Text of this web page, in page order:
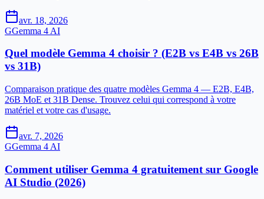
avr. 18, 2026
GGemma 4 AI
Quel modèle Gemma 4 choisir ? (E2B vs E4B vs 26B
vs 31B)
Comparaison pratique des quatre modèles Gemma 4 — E2B, E4B,
26B MoE et 31B Dense. Trouvez celui qui correspond à votre
matériel et votre cas d'usage.
avr. 7, 2026
GGemma 4 AI
Comment utiliser Gemma 4 gratuitement sur Google
AI Studio (2026)